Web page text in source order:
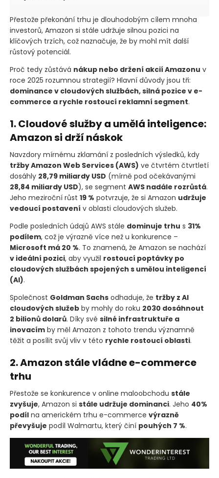
Přestože překonání trhu je dlouhodobým cílem mnoha
investorů, Amazon si stále udržuje silnou pozici na
klíčových trzích, což naznačuje, že by mohl mít další
růstový potenciál.
Proč tedy zůstává nákup nebo držení akcií Amazonu v
roce 2025 rozumnou strategií? Hlavní důvody jsou tři:
dominance v cloudových službách, silná pozice v e-
commerce a rychle rostoucí reklamní segment.
1. Cloudové služby a umělá inteligence:
Amazon si drží náskok
Navzdory mírnému zklamání z posledních výsledků, kdy
tržby Amazon Web Services (AWS) ve čtvrtém čtvrtletí
dosáhly 28,79 miliardy USD (mírně pod očekávanými
28,84 miliardy USD), se segment AWS nadále rozrůstá.
Jeho meziroční růst 19 % potvrzuje, že si Amazon udržuje
vedoucí postavení v oblasti cloudových služeb.
Podle posledních údajů AWS stále dominuje trhu s 31%
podílem, což je výrazně více než u konkurence –
Microsoft má 20 %. To znamená, že Amazon se nachází
v ideální pozici, aby využil rostoucí poptávky po
cloudových službách spojených s umělou inteligencí
(AI).
Společnost Goldman Sachs odhaduje, že tržby z AI
cloudových služeb by mohly do roku 2030 dosáhnout
2 bilionů dolarů. Díky své silné infrastruktuře a
inovacím by měl Amazon z tohoto trendu významně
těžit a posílit svůj vliv v této rychle rostoucí oblasti.
2. Amazon stále vládne e-commerce
trhu
Přestože se konkurence v online maloobchodu stále
zvyšuje, Amazon si stále udržuje dominanci. Jeho 40%
podíl na americkém trhu e-commerce výrazně
převyšuje podíl Walmartu, který činí pouhých 7 %.